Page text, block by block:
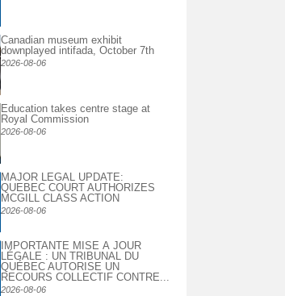
Canadian museum exhibit
downplayed intifada, October 7th
2026-08-06
Education takes centre stage at
Royal Commission
2026-08-06
MAJOR LEGAL UPDATE:
QUEBEC COURT AUTHORIZES
MCGILL CLASS ACTION
2026-08-06
IMPORTANTE MISE À JOUR
LÉGALE : UN TRIBUNAL DU
QUÉBEC AUTORISE UN
RECOURS COLLECTIF CONTRE...
2026-08-06